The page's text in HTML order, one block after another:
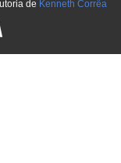
de Kenneth Corrêa